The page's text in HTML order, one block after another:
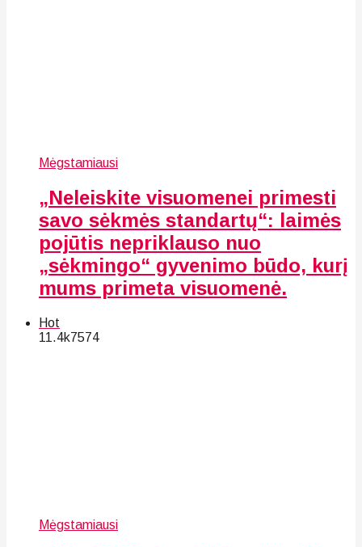
Mėgstamiausi
„Neleiskite visuomenei primesti
savo sėkmės standartų“: laimės
pojūtis nepriklauso nuo
„sėkmingo“ gyvenimo būdo, kurį
mums primeta visuomenė.
Hot
11.4k7574
Mėgstamiausi